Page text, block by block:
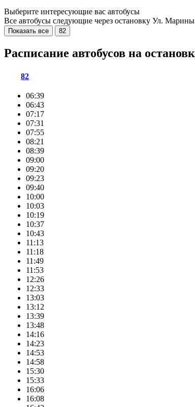
Выберите интересующие вас автобусы
Все автобусы следующие через остановку Ул. Марины
Показать все
82
Расписание автобусов на
82
06:39
06:43
07:17
07:31
07:55
08:21
08:39
09:00
09:20
09:23
09:40
10:00
10:03
10:19
10:37
10:43
11:13
11:18
11:49
11:53
12:26
12:33
13:03
13:12
13:39
13:48
14:16
14:23
14:53
14:58
15:30
15:33
16:06
16:08